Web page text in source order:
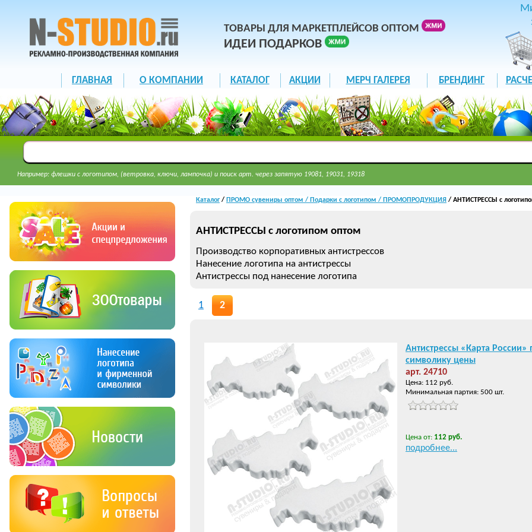
ТОВАРЫ ДЛЯ МАРКЕТПЛЕЙСОВ ОПТОМ
ИДЕИ ПОДАРКОВ
ГЛАВНАЯ О КОМПАНИИ КАТАЛОГ АКЦИИ МЕРЧ ГАЛЕРЕЯ БРЕНДИНГ
Например: флешки с логотипом, (ветровка, ключи, лампочка) и поиск арт. через запятую 19081, 19031, 19318
Каталог/ ПРОМО сувениры оптом / Подарки с логотипом / ПРОМОПРОДУКЦИЯ / АНТИСТРЕССЫ с
АНТИСТРЕССЫ с логотипом оптом
Производство корпоративных антистрессов
Нанесение логотипа на антистрессы
Антистрессы под нанесение логотипа
1 2
Антистрессы «Карта
символику цены
арт. 24710
Цена: 112 руб.
Минимальная партия: 500 шт.
Цена от: 112 руб.
подробнее...